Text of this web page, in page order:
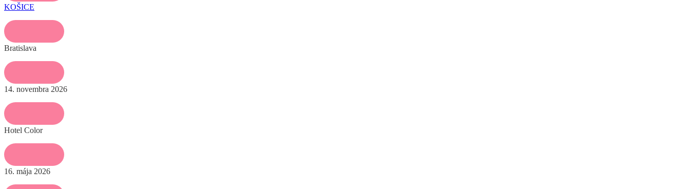
KOŠICE
Bratislava
14. novembra 2026
Hotel Color
16. mája 2026